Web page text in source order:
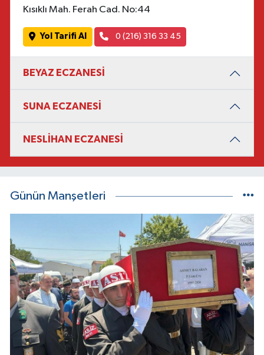
Kısıklı Mah. Ferah Cad. No:44
Yol Tarifi Al 0 (216) 316 33 45
BEYAZ ECZANESİ
SUNA ECZANESİ
NESLİHAN ECZANESİ
Günün Manşetleri